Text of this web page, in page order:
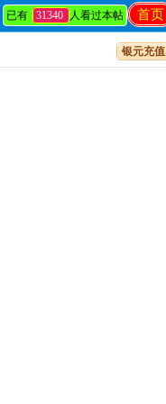
首页
已有 31340 人看过本帖
银元充值